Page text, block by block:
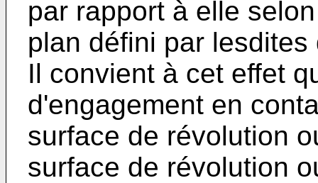
par rapport à elle
plan défini par
Il convient à cet effet
d'engagement en
surface de révolution
surface de révolution